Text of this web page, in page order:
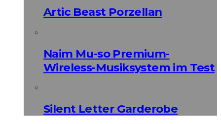
Artic Beast Porzellan
Naim Mu-so Premium-
Wireless-Musiksystem im Test
Silent Letter Garderobe